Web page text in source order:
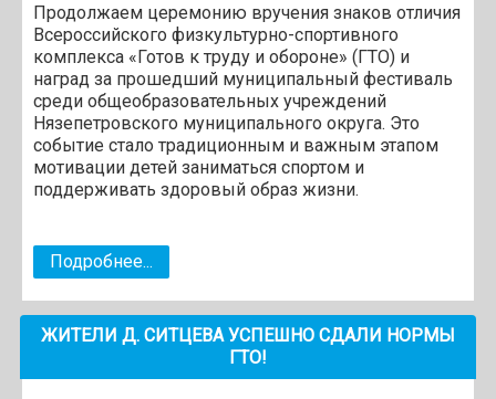
Продолжаем церемонию вручения знаков отличия
Всероссийского физкультурно-спортивного
комплекса «Готов к труду и обороне» (ГТО) и
наград за прошедший муниципальный фестиваль
среди общеобразовательных учреждений
Нязепетровского муниципального округа. Это
событие стало традиционным и важным этапом
мотивации детей заниматься спортом и
поддерживать здоровый образ жизни.
Подробнее...
ЖИТЕЛИ Д. СИТЦЕВА УСПЕШНО СДАЛИ НОРМЫ
ГТО!